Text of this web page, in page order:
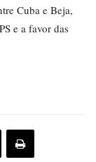
Cuba e Beja,
e a favor das